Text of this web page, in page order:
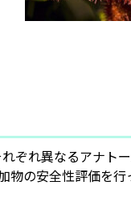
ぞれ異なるアナト
物の安全性評価を行